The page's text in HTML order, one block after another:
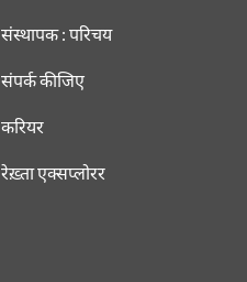
संस्थापक : परिचय
संपर्क कीजिए
करियर
रेख़्ता एक्सप्लोरर